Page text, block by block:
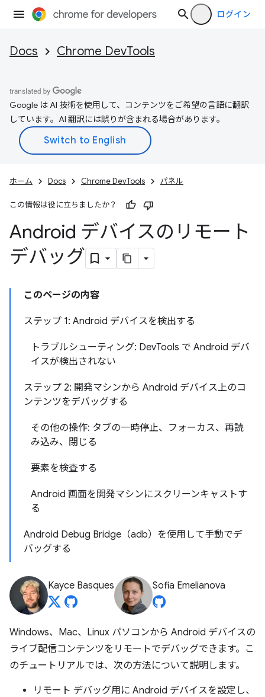
ログイン
Docs Chrome DevTools
Google は AI 技術を使用して、コンテンツをご希望の言語に翻訳
しています。AI 翻訳には誤りが含まれる場合があります。
ホーム Docs Chrome DevTools パネル
この情報は役に立ちましたか？
Android デバイスのリモート
デバッグ
このページの内容
ステップ 1: Android デバイスを検出する
トラブルシューティング: DevTools で Android デバ
イスが検出されない
ステップ 2: 開発マシンから Android デバイス上のコ
ンテンツをデバッグする
その他の操作: タブの一時停止、フォーカス、再読
み込み、閉じる
要素を検査する
Android 画面を開発マシンにスクリーンキャストす
る
Android Debug Bridge（adb）を使用して手動でデ
バッグする
Kayce Basques Sofia Emelianova
Windows、Mac、Linux パソコンから Android デバイスの
ライブ配信コンテンツをリモートでデバッグできます。こ
のチュートリアルでは、次の方法について説明します。
リモート デバッグ用に Android デバイスを設定し、